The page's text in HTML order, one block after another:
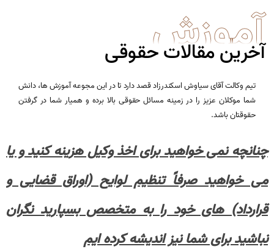
آموزش
آخرین مقالات حقوقی
تیم وکالت آقای سیاوش اسکندرزاد قصد دارد تا در این مجوعه آموزش ها،‌ دانش
شما موکلان عزیز را در زمینه مسائل حقوقی بالا برده و همیار شما در گرفتن
حقوقتان باشد.
چنانچه نمی خواهید برای اخذ وکیل هزینه کنید و یا
می خواهید صرفاً تنظیم لوایح (اوراق قضایی و
قرارداد) های خود را به متخصص بسپارید نگران
نباشید برای شما نیز اندیشه کرده ایم